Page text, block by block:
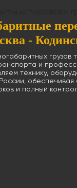
-
грузов
и
технику,
обеспечивая
и полный